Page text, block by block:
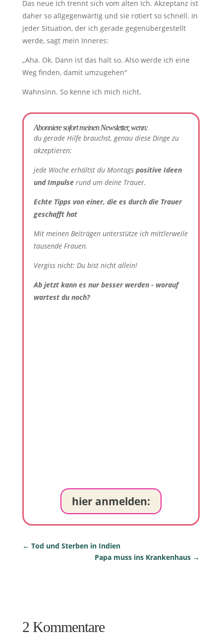
Das neue Ich trennt sich vom alten Ich. Akzeptanz ist
daher so allgegenwärtig und sie rotiert so schnell. In
jeder Situation, der ich gerade gegenübergestellt
werde, sagt mein Inneres:
„Aha. Ok. Dann ist das halt so. Also werde ich eine
Weg finden, damit umzugehen"
Wahnsinn. So kenne ich mich nicht.
Abonniere sofort meinen Newsletter, wenn:
du gerade Hilfe brauchst, genau diese Dinge zu
akzeptieren:
jede Woche erhältst du Montags positive Ideen
und Impulserund um deine Trauer.
Echte Tipps von einer, die es durch die Trauer
geschafft hat
Mit meinen Beiträgen unterstütze ich mittlerweile
tausende Frauen.
Vergiss nicht: Du bist nicht allein!
Ab jetzt kann es nur besser werden - worauf
wartest du noch?
hier anmelden:
← Tod und Sterben in Indien
Papa muss ins Krankenhaus →
2 Kommentare